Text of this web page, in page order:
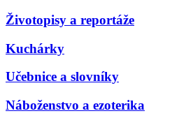
Životopisy a reportáže
Kuchárky
Učebnice a slovníky
Náboženstvo a ezoterika